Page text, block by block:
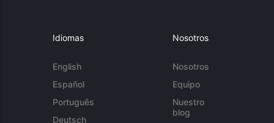
Idiomas
English
Español
Português
Deutsch
Nosotros
Nosotros
Equipo
Nuestro
blog